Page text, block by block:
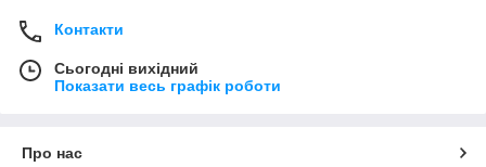
Контакти
Сьогодні вихідний
Показати весь графік роботи
Про нас